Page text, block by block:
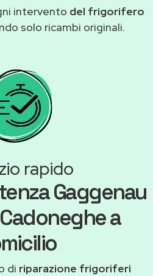
intervento del frigorifero
solo ricambi originali.
rapido
Gaggenau
a
di riparazione frigoriferi